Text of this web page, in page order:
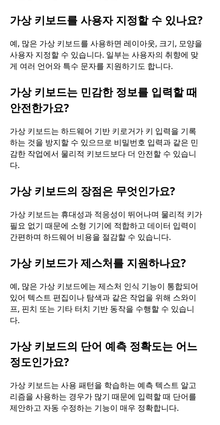
가상 키보드를 사용자 지정할 수 있나요?
예, 많은 가상 키보드를 사용하면 레이아웃, 크기, 모양을
사용자 지정할 수 있습니다. 일부는 사용자의 취향에 맞
게 여러 언어와 특수 문자를 지원하기도 합니다.
가상 키보드는 민감한 정보를 입력할 때
안전한가요?
가상 키보드는 하드웨어 기반 키로거가 키 입력을 기록
하는 것을 방지할 수 있으므로 비밀번호 입력과 같은 민
감한 작업에서 물리적 키보드보다 더 안전할 수 있습니
다.
가상 키보드의 장점은 무엇인가요?
가상 키보드는 휴대성과 적응성이 뛰어나며 물리적 키가
필요 없기 때문에 소형 기기에 적합하고 데이터 입력이
간편하며 하드웨어 비용을 절감할 수 있습니다.
가상 키보드가 제스처를 지원하나요?
예, 많은 가상 키보드에는 제스처 인식 기능이 통합되어
있어 텍스트 편집이나 탐색과 같은 작업을 위해 스와이
프, 핀치 또는 기타 터치 기반 동작을 수행할 수 있습니
다.
가상 키보드의 단어 예측 정확도는 어느
정도인가요?
가상 키보드는 사용 패턴을 학습하는 예측 텍스트 알고
리즘을 사용하는 경우가 많기 때문에 입력할 때 단어를
제안하고 자동 수정하는 기능이 매우 정확합니다.